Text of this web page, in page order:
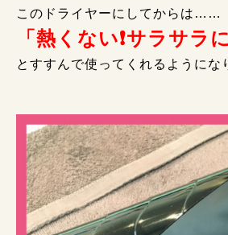
このドライヤーにしてからは……
「熱くない❗サラサラ
とすすんで使ってくれるようにな